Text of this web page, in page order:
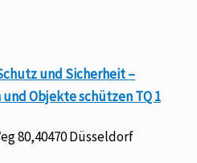
und Sicherheit –
Objekte schützen TQ 1
80,40470 Düsseldorf